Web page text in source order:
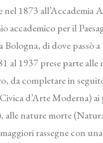
1873
accademico per il
di dove passò
al 1937 prese parte
da completare in
d’Arte Moderna)
alle nature morte
rassegne con